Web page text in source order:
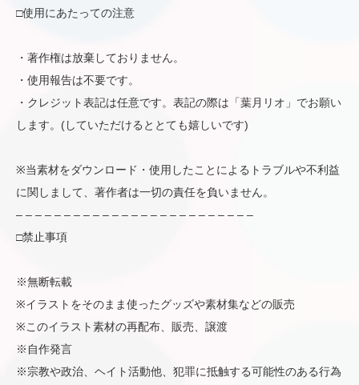
□使用にあたっての注意
・著作権は放棄しておりません。
・使用報告は不要です。
・クレジット表記は任意です。表記の際は「葉月リオ」でお願い
します。(していただけるととても嬉しいです)
※当素材をダウンロード・使用したことによるトラブルや不利益
に関しまして、著作者は一切の責任を負いません。
– – – – – – – – – – – – – – – – – – – – – – – – –
□禁止事項
※無断転載
※イラストをそのまま使ったグッズや素材集などの販売
※このイラスト素材の再配布、販売、譲渡
※自作発言
※宗教や政治、ヘイト活動他、犯罪に抵触する可能性のある行為